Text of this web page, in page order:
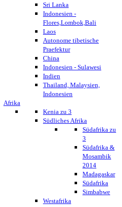
Sri Lanka
Indonesien -
Flores,Lombok,Bali
Laos
Autonome tibetische
Praefektur
China
Indonesien - Sulawesi
Indien
Thailand, Malaysien,
Indonesien
Afrika
Kenia zu 3
Südliches Afrika
Südafrika zu
3
Südafrika &
Mosambik
2014
Madagaskar
Südafrika
Simbabwe
Westafrika